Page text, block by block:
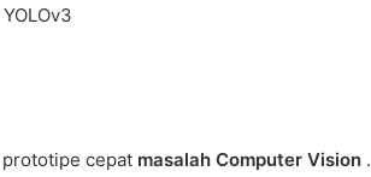
prototipe cepat masalah Computer Vision .